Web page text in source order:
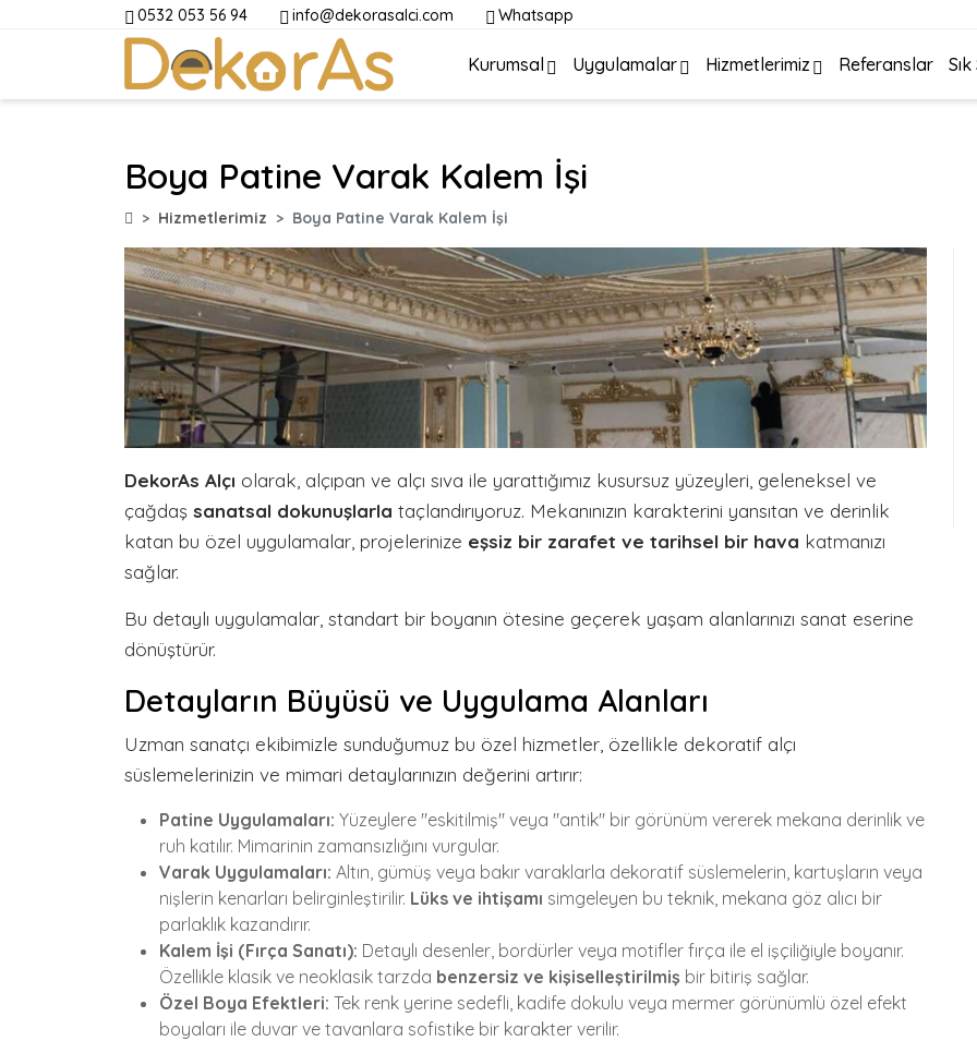
0532 053 56 94 info@dekorasalci.com Whatsapp
Kurumsal Uygulamalar Hizmetlerimiz Referanslar
Boya Patine Varak Kalem İşi
Hizmetlerimiz Boya Patine Varak Kalem İşi
DekorAs Alçı olarak, alçıpan ve alçı sıva ile yarattığımız kusursuz yüzeyleri, geleneksel ve
çağdaş sanatsal dokunuşlarla taçlandırıyoruz. Mekanınızın karakterini yansıtan ve derinlik
katan bu özel uygulamalar, projelerinize eşsiz bir zarafet ve tarihsel bir hava katmanızı
sağlar.
Bu detaylı uygulamalar, standart bir boyanın ötesine geçerek yaşam alanlarınızı sanat eserine
dönüştürür.
Detayların Büyüsü ve Uygulama Alanları
Uzman sanatçı ekibimizle sunduğumuz bu özel hizmetler, özellikle dekoratif alçı
süslemelerinizin ve mimari detaylarınızın değerini artırır:
Patine Uygulamaları: Yüzeylere "eskitilmiş" veya "antik" bir görünüm vererek mekana derinlik ve
ruh katılır. Mimarinin zamansızlığını vurgular.
Varak Uygulamaları: Altın, gümüş veya bakır varaklarla dekoratif süslemelerin, kartuşların veya
nişlerin kenarları belirginleştirilir. Lüks ve ihtişamı simgeleyen bu teknik, mekana göz alıcı bir
parlaklık kazandırır.
Kalem İşi (Fırça Sanatı): Detaylı desenler, bordürler veya motifler fırça ile el işçiliğiyle boyanır.
Özellikle klasik ve neoklasik tarzda benzersiz ve kişiselleştirilmiş bir bitiriş sağlar.
Özel Boya Efektleri: Tek renk yerine sedefli, kadife dokulu veya mermer görünümlü özel efekt
boyaları ile duvar ve tavanlara sofistike bir karakter verilir.